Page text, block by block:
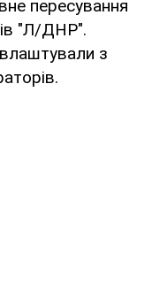
пересування
"Л/ДНР".
з